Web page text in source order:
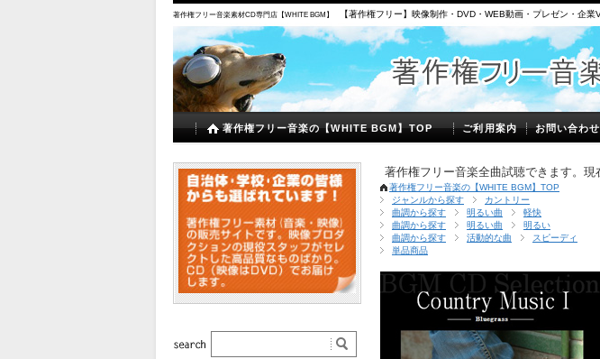
著作権フリー音楽素材CD専門店【WHITE BGM】 【著作権フリー】映像制作・DVD・WEB動画・プレゼン・企
著作権フリー音楽の【WHITE BGM】TOP ご利用案内 お問い合わせ
著作権フリー音楽全曲試聴できます。現
著作権フリー音楽の【WHITE BGM】TOP
ジャンルから探す
カントリー
曲調から探す
明るい曲
軽快
曲調から探す
明るい曲
明るい
曲調から探す
活動的な曲
スピーディ
単品商品